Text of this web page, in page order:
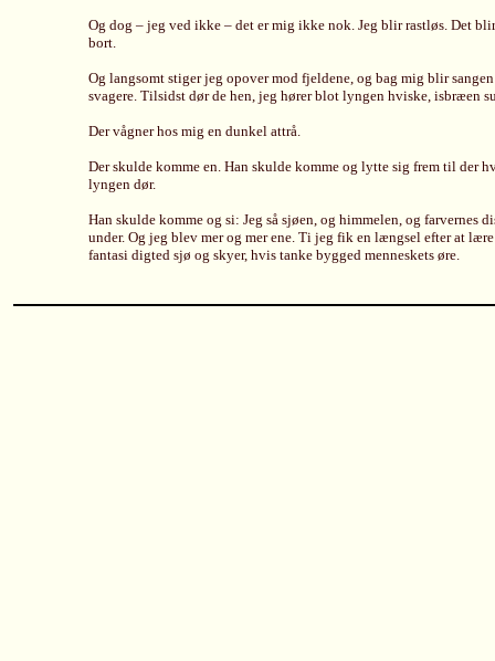
Og dog – jeg ved ikke – det er mig ikke nok. Jeg blir rastløs. Det
bort.
Og langsomt stiger jeg opover mod fjeldene, og bag mig blir
svagere. Tilsidst dør de hen, jeg hører blot lyngen hviske, isbræen
Der vågner hos mig en dunkel attrå.
Der skulde komme en. Han skulde komme og lytte sig frem til der
lyngen dør.
Han skulde komme og si: Jeg så sjøen, og himmelen, og farvernes
under. Og jeg blev mer og mer ene. Ti jeg fik en længsel efter at
fantasi digted sjø og skyer, hvis tanke bygged menneskets øre.